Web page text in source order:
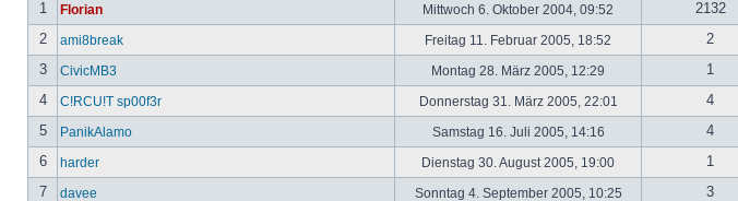
1 Florian Mittwoch 6. Oktober 2004, 09:52 2132
2
ami8break Freitag 11. Februar 2005, 18:52
2
3
CivicMB3 Montag 28. März 2005, 12:29
1
4
C!RCU!T sp00f3r Donnerstag 31. März 2005, 22:01
4
5
PanikAlamo Samstag 16. Juli 2005, 14:16
4
6
harder Dienstag 30. August 2005, 19:00
1
7
davee Sonntag 4. September 2005, 10:25
3